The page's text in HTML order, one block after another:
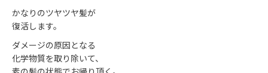
かなりのツヤツヤ髪が
復活します。
ダメージの原因となる
化学物質を取り除いて、